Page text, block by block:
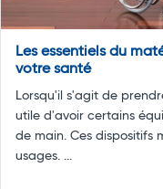
Les essentiels du
votre santé
Lorsqu'il s'agit de
utile d'avoir certains
de main. Ces dispositifs
usages. ...